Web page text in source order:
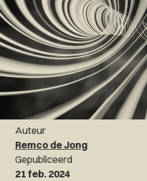
Auteur
Remco de Jong
Gepubliceerd
21 feb. 2024